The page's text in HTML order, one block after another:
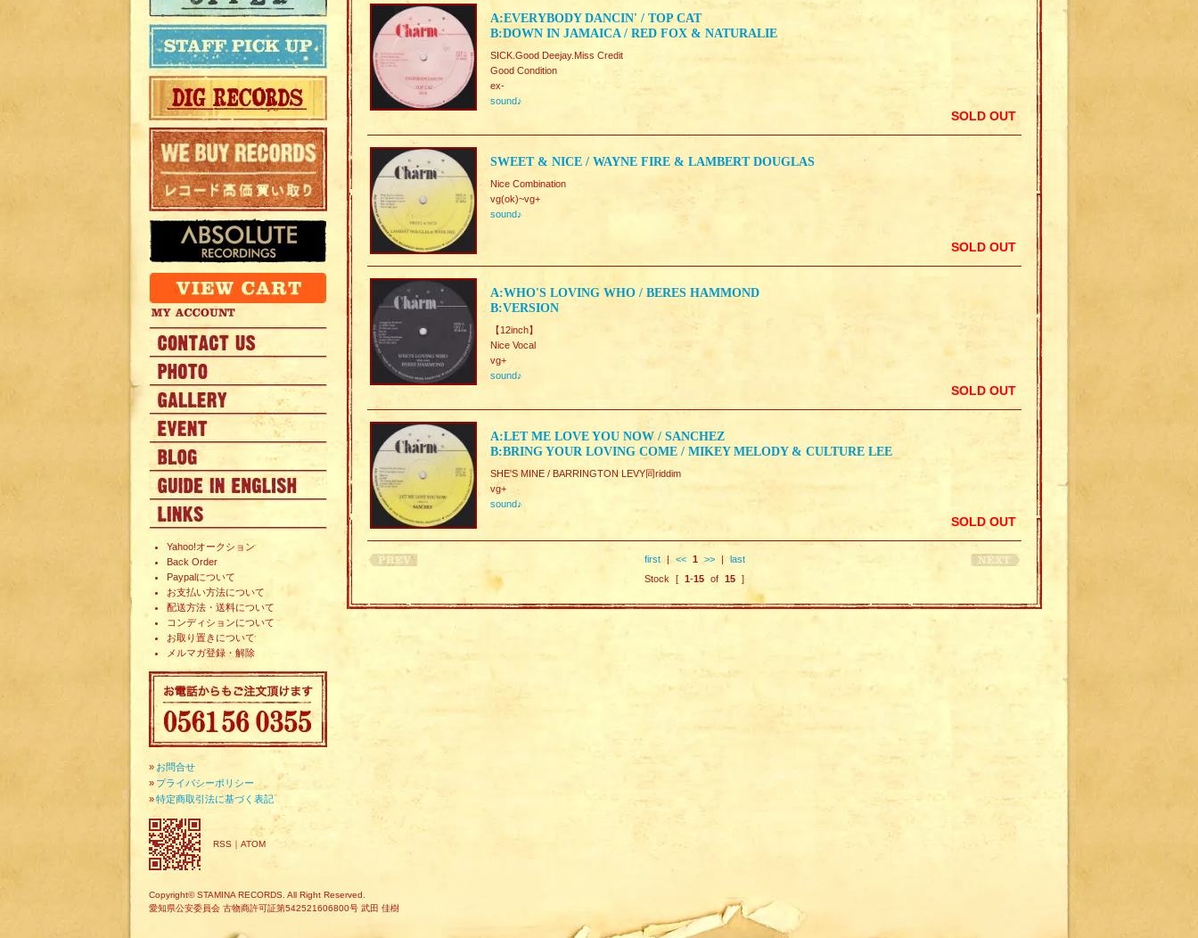
Yahoo!オークション
Back Order
Paypalについて
お支払い方法について
配送方法・送料について
コンディションについて
お取り置きについて
メルマガ登録・解除
» お問合せ
» プライバシーポリシー
»特定商取引法に基づく表記
RSS ｜ ATOM
A:EVERYBODY DANCIN' / TOP CAT
B:DOWN IN JAMAICA / RED FOX & NATURALIE
SICK.Good Deejay.Miss Credit
Good Condition
ex-
sound♪
SOLD OUT
SWEET & NICE / WAYNE FIRE & LAMBERT DOUGLAS
Nice Combination
vg(ok)~vg+
sound♪
SOLD OUT
A:WHO'S LOVING WHO / BERES HAMMOND
B:VERSION
【12inch】
Nice Vocal
vg+
sound♪
SOLD OUT
A:LET ME LOVE YOU NOW / SANCHEZ
B:BRING YOUR LOVING COME / MIKEY MELODY & CULTURE LEE
SHE'S MINE / BARRINGTON LEVY同riddim
vg+
sound♪
SOLD OUT
first| << 1 >>| last
Stock [ 1-15 of 15 ]
Copyright© STAMINA RECORDS. All Right Reserved.
愛知県公安委員会 古物商許可証第542521606800号 武田 佳樹